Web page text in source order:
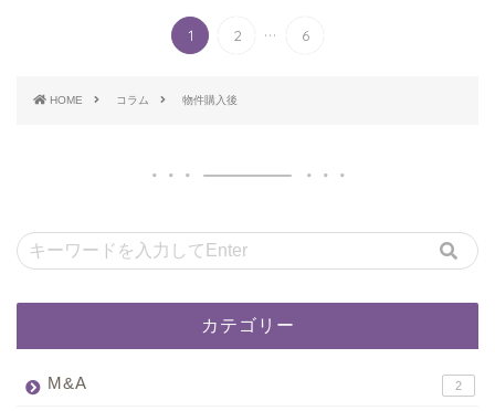
1 2 ... 6
HOME コラム 物件購入後
カテゴリー
M&A 2